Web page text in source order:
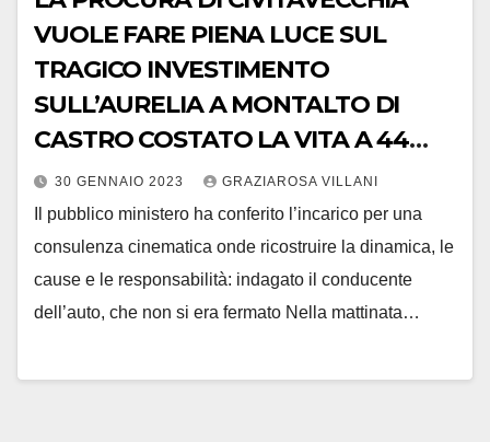
VUOLE FARE PIENA LUCE SUL
TRAGICO INVESTIMENTO
SULL’AURELIA A MONTALTO DI
CASTRO COSTATO LA VITA A 44
ANNI A IOAN PUSCASU
30 GENNAIO 2023 GRAZIAROSA VILLANI
Il pubblico ministero ha conferito l’incarico per una
consulenza cinematica onde ricostruire la dinamica, le
cause e le responsabilità: indagato il conducente
dell’auto, che non si era fermato Nella mattinata…